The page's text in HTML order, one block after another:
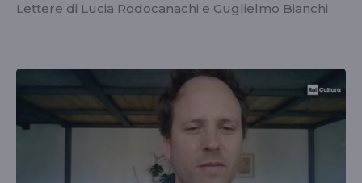
Lettere di Lucia Rodocanachi e Guglielmo Bianchi